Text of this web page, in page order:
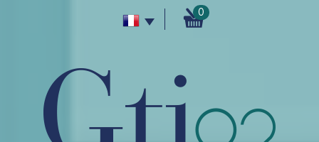
0